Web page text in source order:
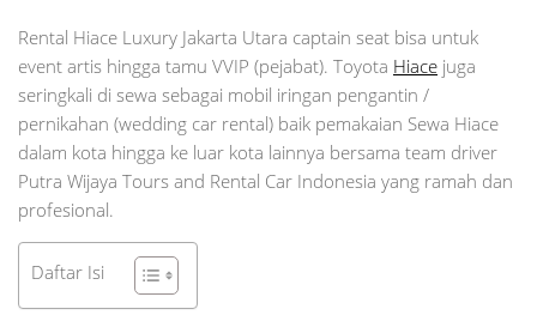
Rental Hiace Luxury Jakarta Utara captain seat bisa untuk
event artis hingga tamu VVIP (pejabat). Toyota Hiace juga
seringkali di sewa sebagai mobil iringan pengantin /
pernikahan (wedding car rental) baik pemakaian Sewa Hiace
dalam kota hingga ke luar kota lainnya bersama team driver
Putra Wijaya Tours and Rental Car Indonesia yang ramah dan
profesional.
Daftar Isi